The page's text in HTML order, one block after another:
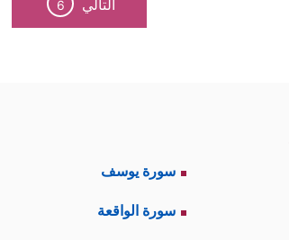
التالي 6
سورة يوسف
سورة الواقعة